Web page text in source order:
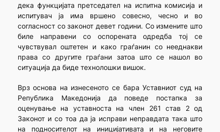
дека функцијата претседател на испитна комисија и
испитувач ја има вршено совесно, чесно и во
согласност со законот девет години. Со измените што
биле направени со оспорената одредба тој се
чувствувал оштетен и како граѓанин со нееднакви
права со другите граѓани затоа што се нашол во
ситуација да биде технолошки вишок.
Врз основа на изнесеното се бара Уставниот суд на
Република Македонија да поведе постапка за
оценување на уставноста на член 261 став 2 од
Законот и со тоа да ја исправи неправдата така што
на подносителот на иницијативата и на неговите